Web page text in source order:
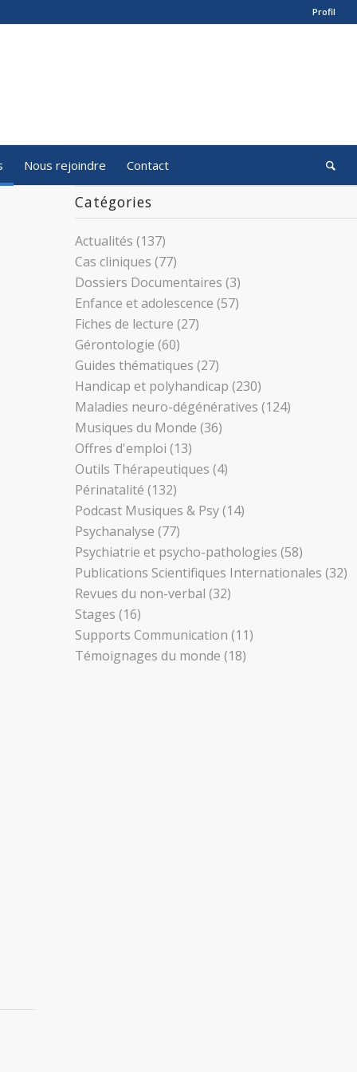
Profil
Nous rejoindre Contact
Catégories
Actualités (137)
Cas cliniques (77)
Dossiers Documentaires (3)
Enfance et adolescence (57)
Fiches de lecture (27)
Gérontologie (60)
Guides thématiques (27)
Handicap et polyhandicap (230)
Maladies neuro-dégénératives (124)
Musiques du Monde (36)
Offres d'emploi (13)
Outils Thérapeutiques (4)
Périnatalité (132)
Podcast Musiques & Psy(14)
Psychanalyse (77)
Psychiatrie et psycho-pathologies (58)
Publications Scientifiques Internationales (32)
Revues du non-verbal (32)
Stages (16)
Supports Communication (11)
Témoignages du monde (18)